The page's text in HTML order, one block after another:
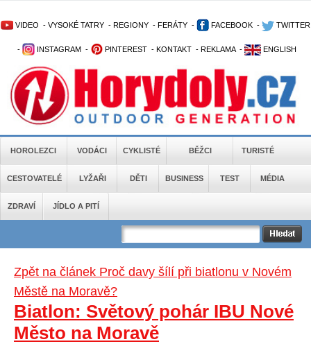
VIDEO - VYSOKÉ TATRY - REGIONY - FERÁTY - FACEBOOK - TWITTER
- INSTAGRAM - PINTEREST - KONTAKT - REKLAMA - ENGLISH
HOROLEZCI VODÁCI CYKLISTÉ BĚŽCI TURISTÉ
CESTOVATELÉ LYŽAŘI DĚTI BUSINESS TEST MÉDIA
ZDRAVÍ JÍDLO A PITÍ
Zpět na článek Proč davy šílí při biatlonu v Novém
Městě na Moravě?
Biatlon: Světový pohár IBU Nové
Město na Moravě